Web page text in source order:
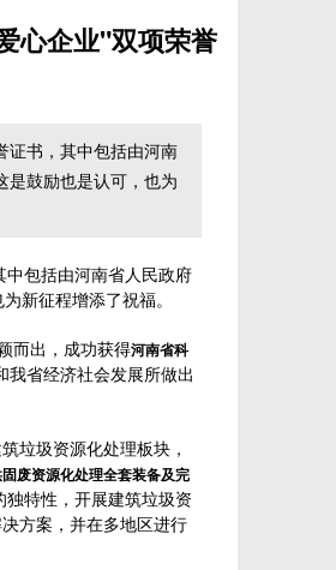
心企业"双项荣誉
证书，其中包括由河南
是鼓励也是认可，也为
中包括由河南省人民政府
新征程增添了祝福。
而出，成功获得河南省科
我省经济社会发展所做出
垃圾资源化处理板块，
废资源化处理全套装备及完
特性，开展建筑垃圾资
方案，并在多地区进行